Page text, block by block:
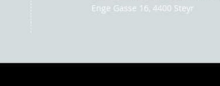
Enge Gasse 16, 4400 Steyr